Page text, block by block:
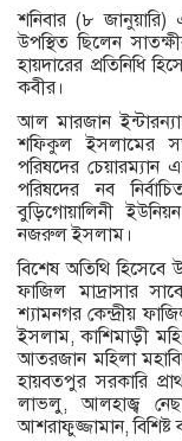
শনিবার (৮
উপস্থিত ছিলেন
হায়দারের প্রতিনিধি
কবীর।
আল মারজান
শফিকুল ইসলামের
পরিষদের
পরিষদের নব
বুড়িগোয়ালিনী
নজরুল ইসলাম।
বিশেষ অতিথি
ফাজিল মাদ্রাসার
শ্যামনগর কেন্দ্রীয়
ইসলাম, কাশিমাড়ী
আতরজান মহিলা
হায়বতপুর সরকারি
লাভলু, আলহাজ্ব
আশরাফুজ্জামান,